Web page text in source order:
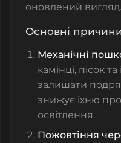
оновлений вигляд.
Основні
Механічні
камінці, пісок
залишати
знижує їхню
освітлення.
Пожовтіння